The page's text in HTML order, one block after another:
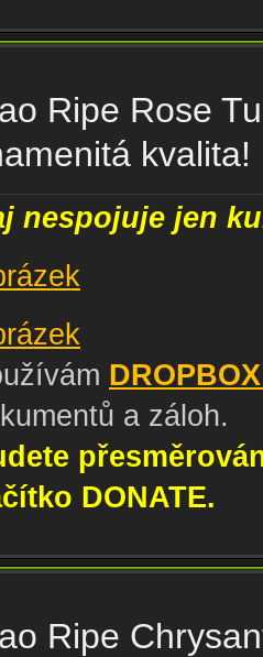
Ripe Rose
kvalita!
nespojuje jen
a záloh.
DONATE.
Ripe